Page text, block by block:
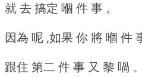
就 去 搞定 嗰 件 事 。
因為 呢 ,如果 你 將 嗰 件
跟住 第二 件 事 又 黎 喎 。